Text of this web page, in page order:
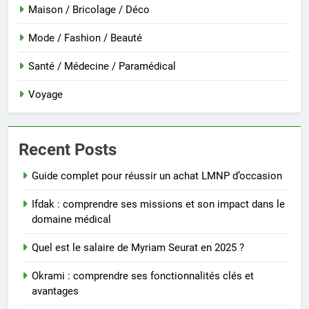
Maison / Bricolage / Déco
Mode / Fashion / Beauté
Santé / Médecine / Paramédical
Voyage
Recent Posts
Guide complet pour réussir un achat LMNP d’occasion
Ifdak : comprendre ses missions et son impact dans le
domaine médical
Quel est le salaire de Myriam Seurat en 2025 ?
Okrami : comprendre ses fonctionnalités clés et
avantages